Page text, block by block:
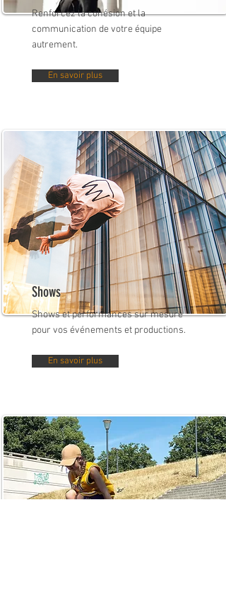
Renforcez la cohésion et la
communication de votre équipe
autrement.
En savoir plus
Shows
Shows et performances sur mesure
pour vos événements et productions.
En savoir plus